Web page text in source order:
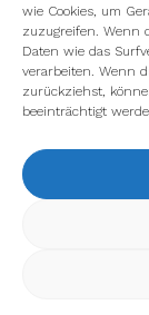
wie Cookies, um
zuzugreifen. Wenn
Daten wie das
verarbeiten. Wenn
zurückziehst,
beeinträchtigt
Wir verwenden
verwenden oder